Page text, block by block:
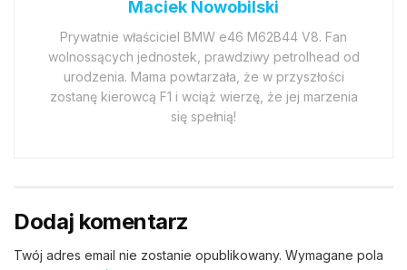
Maciek Nowobilski
Prywatnie właściciel BMW e46 M62B44 V8. Fan
wolnossących jednostek, prawdziwy petrolhead od
urodzenia. Mama powtarzała, że w przyszłości
zostanę kierowcą F1 i wciąż wierzę, że jej marzenia
się spełnią!
Dodaj komentarz
Twój adres email nie zostanie opublikowany. Wymagane pola